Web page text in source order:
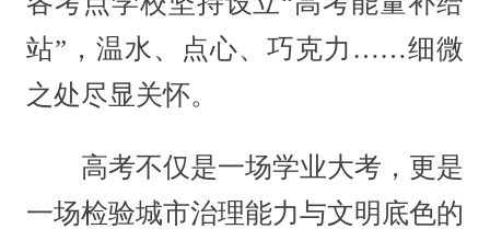
站”，温水、点心、巧克力……细微
之处尽显关怀。
高考不仅是一场学业大考，更是
一场检验城市治理能力与文明底色的